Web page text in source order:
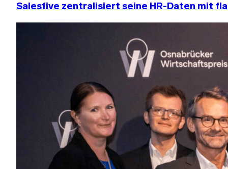
Salesfive zentralisiert seine HR-Daten mit